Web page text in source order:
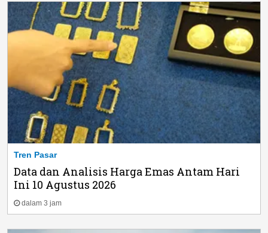
Tren Pasar
Data dan Analisis Harga Emas Antam Hari
Ini 10 Agustus 2026
dalam 3 jam